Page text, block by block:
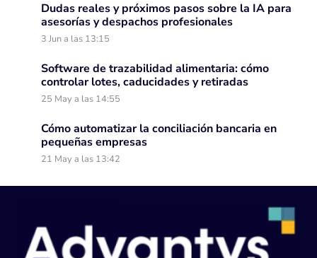
Dudas reales y próximos pasos sobre la IA para
asesorías y despachos profesionales
3 Jun a las 13:15
Software de trazabilidad alimentaria: cómo
controlar lotes, caducidades y retiradas
25 May a las 14:55
Cómo automatizar la conciliación bancaria en
pequeñas empresas
21 May a las 13:42